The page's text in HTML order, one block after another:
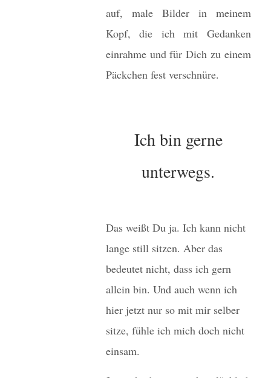
auf, male Bilder in meinem
Kopf, die ich mit Gedanken
einrahme und für Dich zu einem
Päckchen fest verschnüre.
Ich bin gerne
unterwegs.
Das weißt Du ja. Ich kann nicht
lange still sitzen. Aber das
bedeutet nicht, dass ich gern
allein bin. Und auch wenn ich
hier jetzt nur so mit mir selber
sitze, fühle ich mich doch nicht
einsam.